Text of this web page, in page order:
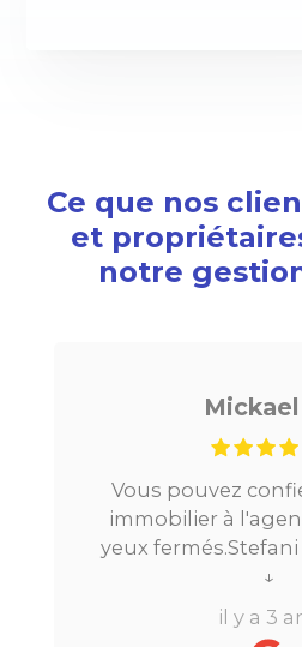
Ce que nos
et
notre
Vous pouvez
immobilier à
yeux
tout au long du
réactive, elle a
toutes mes
↓
il y a 3